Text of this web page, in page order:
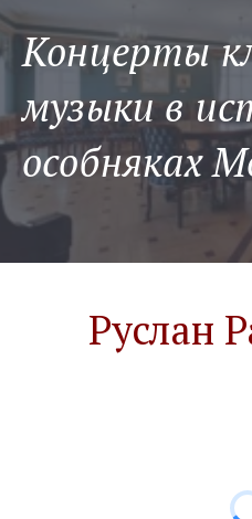
Концерты
музыки в
особняках
Руслан